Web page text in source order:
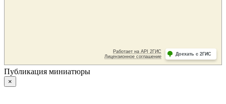
Публикация миниатюры
×